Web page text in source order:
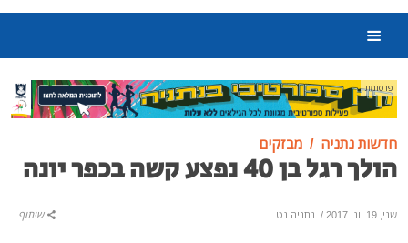
פרסומת
חדשות נתניה מבזקים
הולך רגל בן 40 נפצע קשה בכפר יונה
שני, 19 יוני 2017 / נתניה נט שיתוף